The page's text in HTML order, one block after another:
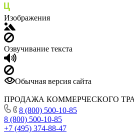
Изображения
Озвучивание текста
Обычная версия сайта
ПРОДАЖА КОММЕРЧЕСКОГО
8 (800) 500-10-85
8 (800) 500-10-85
+7 (495) 374-88-47